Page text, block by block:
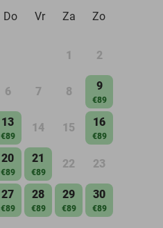
Do Vr Za Zo
1 2
6 7 8 9
€89
13
€89
14 15 16
€89
20
€89
21
€89
22 23
27
€89
28
€89
29
€89
30
€89